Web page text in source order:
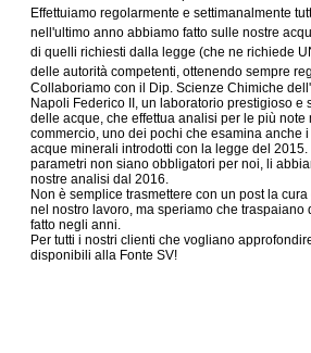
Effettuiamo regolarmente e settimanalmente
nell'ultimo anno abbiamo fatto sulle nostre
di quelli richiesti dalla legge (che ne richiede
delle autorità competenti, ottenendo sempre
Collaboriamo con il Dip. Scienze Chimiche
Napoli Federico II, un laboratorio prestigioso e
delle acque, che effettua analisi per le più
commercio, uno dei pochi che esamina anche
acque minerali introdotti con la legge del
parametri non siano obbligatori per noi, li
nostre analisi dal 2016.
Non è semplice trasmettere con un post la
nel nostro lavoro, ma speriamo che traspaiano
fatto negli anni.
Per tutti i nostri clienti che vogliano
disponibili alla Fonte SV!